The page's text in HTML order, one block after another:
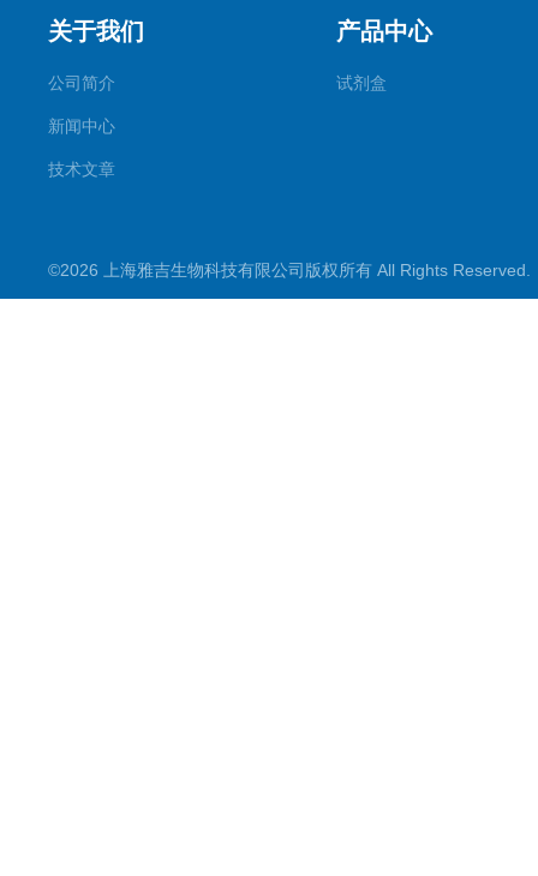
关于我们
公司简介
新闻中心
技术文章
产品中心
试剂盒
©2026 上海雅吉生物科技有限公司版权所有 All Rights